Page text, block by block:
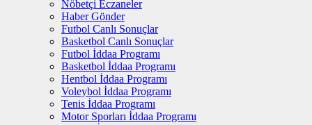
Nöbetçi Eczaneler
Haber Gönder
Futbol Canlı Sonuçlar
Basketbol Canlı Sonuçlar
Futbol İddaa Programı
Basketbol İddaa Programı
Hentbol İddaa Programı
Voleybol İddaa Programı
Tenis İddaa Programı
Motor Sporları İddaa Programı